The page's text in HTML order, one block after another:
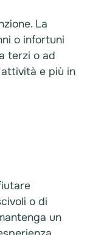
La
o infortuni
terzi o ad
e più in
o di
un